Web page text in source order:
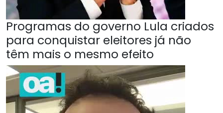
Programas do governo Lula criados
para conquistar eleitores já não
têm mais o mesmo efeito